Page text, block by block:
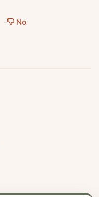
No